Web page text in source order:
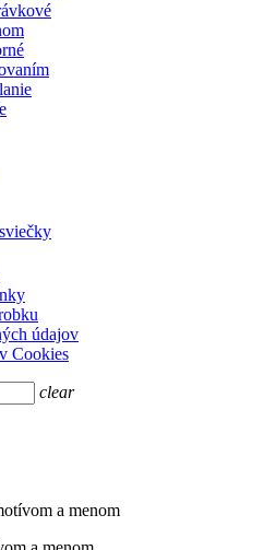
údajov
Cookies
clear
a menom